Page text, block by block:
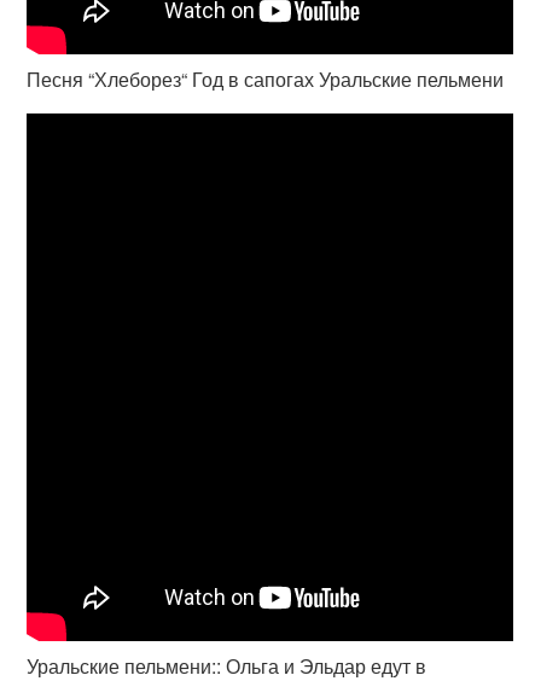
Песня “Хлеборез“ Год в сапогах Уральские пельмени
Уральские пельмени:: Ольга и Эльдар едут в